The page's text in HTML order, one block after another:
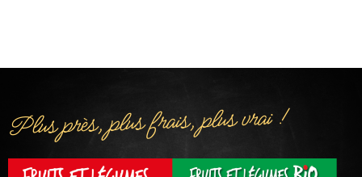
Plus près, plus frais, plus vrai !